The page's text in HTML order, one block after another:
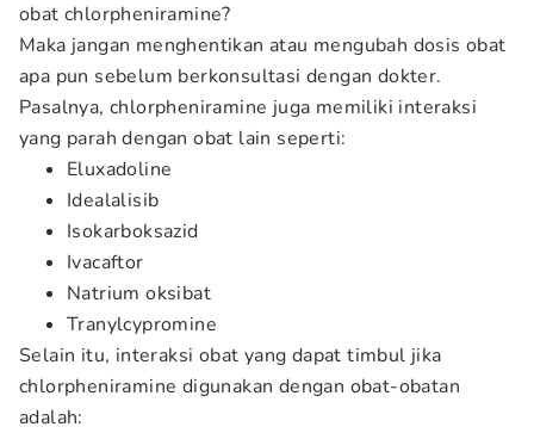
obat chlorpheniramine?
Maka jangan menghentikan atau mengubah dosis obat
apa pun sebelum berkonsultasi dengan dokter.
Pasalnya, chlorpheniramine juga memiliki interaksi
yang parah dengan obat lain seperti:
Eluxadoline
Idealalisib
Isokarboksazid
Ivacaftor
Natrium oksibat
Tranylcypromine
Selain itu, interaksi obat yang dapat timbul jika
chlorpheniramine digunakan dengan obat-obatan
adalah: